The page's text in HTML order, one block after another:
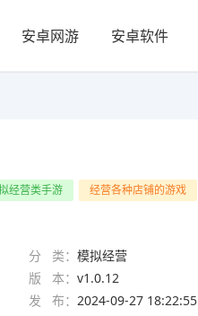
安卓网游 安卓软件
经营类手游 经营各种店铺的游戏
分 类： 模拟经营
版 本： v1.0.12
发 布： 2024-09-27 18:22:55